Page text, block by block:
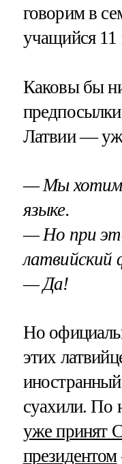
говорим в
учащийся 11
Каковы бы
Латвии —
— Мы хотим
языке.
— Но при
латвийский
— Да!
Но
этих
суахили. По
уже принят
президентом